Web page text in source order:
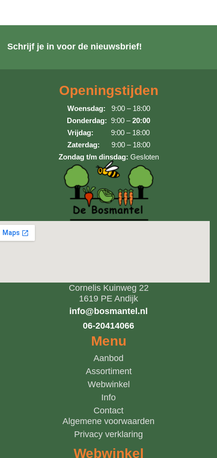
Schrijf je in voor de nieuwsbrief!
Openingstijden
Woensdag: 9:00 – 18:00
Donderdag: 9:00 –20:00
Vrijdag: 9:00 – 18:00
Zaterdag: 9:00 – 18:00
Zondag t/m dinsdag: Gesloten
Cornelis Kuinweg 22
1619 PE Andijk
info@bosmantel.nl
06-20414066
Menu
Aanbod
Assortiment
Webwinkel
Info
Contact
Algemene voorwaarden
Privacy verklaring
Webwinkel